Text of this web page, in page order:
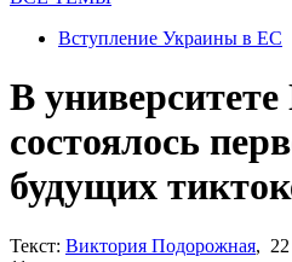
Вступление Украины в ЕС
В
состоялось
будущих
Текст: Виктория Подорожная, 22